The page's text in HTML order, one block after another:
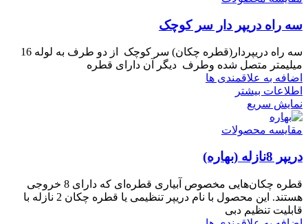
سه راه دریپر دار سر کوچک
سه راه دریپردار(قطره چکان) سر کوچک از دو طرف به لوله 16
میلیمتر متصل شده وطرف دیگر آن دارای قطره
اضافه به علاقمندی ها
اطلاعات بیشتر
نمایش سریع
مقایسه محصولات
دریپر 8نازله (بهاره)
قطره چکان‌هایی مخصوص آبیاری قطره‌ای که دارای 8 خروجی
هستند. این محصول با نام دریپر تنظیمی یا قطره چکان 2 نازله با
قابلیت تنظیم دبی